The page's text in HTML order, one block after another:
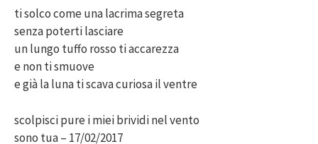
ti solco come una lacrima segreta
senza poterti lasciare
un lungo tuffo rosso ti accarezza
e non ti smuove
e già la luna ti scava curiosa il ventre
scolpisci pure i miei brividi nel vento
sono tua – 17/02/2017